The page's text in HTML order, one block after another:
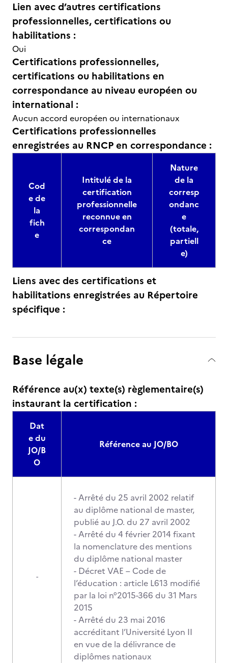
Lien avec d’autres certifications
professionnelles, certifications ou
habilitations :
Oui
Certifications professionnelles,
certifications ou habilitations en
correspondance au niveau européen ou
international :
Aucun accord européen ou internationaux
Certifications professionnelles
enregistrées au RNCP en correspondance :
Cod
e de
la
fich
e
Intitulé de la
certification
professionnelle
reconnue en
correspondan
ce
Nature
de la
corresp
ondanc
e
(totale,
partiell
e)
Liens avec des certifications et
habilitations enregistrées au Répertoire
spécifique :
Base légale
Référence au(x) texte(s) règlementaire(s)
instaurant la certification :
Dat
e du
JO/B
O
Référence au JO/BO
-
- Arrêté du 25 avril 2002 relatif
au diplôme national de master,
publié au J.O. du 27 avril 2002
- Arrêté du 4 février 2014 fixant
la nomenclature des mentions
du diplôme national master
- Décret VAE – Code de
l’éducation : article L613 modifié
par la loi n°2015-366 du 31 Mars
2015
- Arrêté du 23 mai 2016
accréditant l’Université Lyon II
en vue de la délivrance de
diplômes nationaux